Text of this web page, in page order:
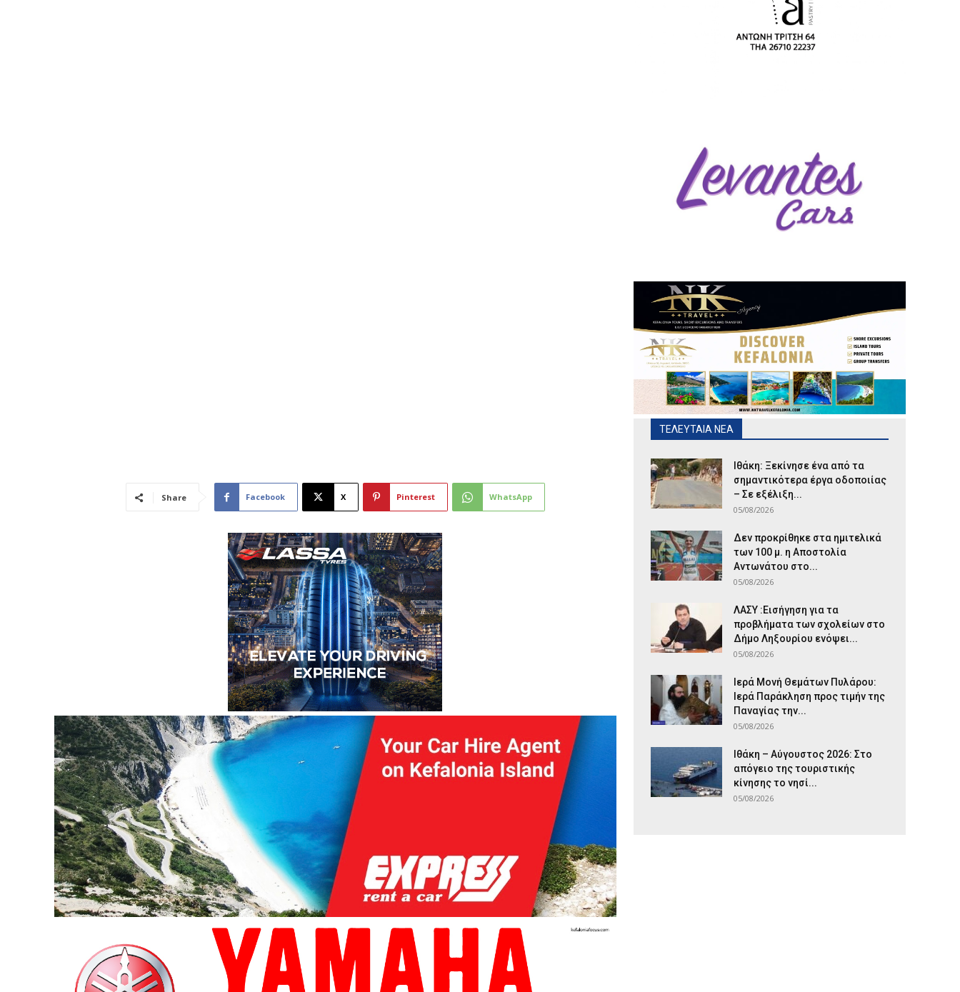
Share Facebook X Pinterest WhatsApp
ΤΕΛΕΥΤΑΙΑ ΝΕΑ
Ιθάκη: Ξεκίνησε ένα από τα
σημαντικότερα έργα οδοποιίας
– Σε εξέλιξη...
05/08/2026
Δεν προκρίθηκε στα ημιτελικά
των 100 μ. η Αποστολία
Αντωνάτου στο...
05/08/2026
ΛΑΣΥ :Εισήγηση για τα
προβλήματα των σχολείων στο
Δήμο Ληξουρίου ενόψει...
05/08/2026
Ιερά Μονή Θεμάτων Πυλάρου:
Ιερά Παράκληση προς τιμήν της
Παναγίας την...
05/08/2026
Ιθάκη – Αύγουστος 2026: Στο
απόγειο της τουριστικής
κίνησης το νησί...
05/08/2026